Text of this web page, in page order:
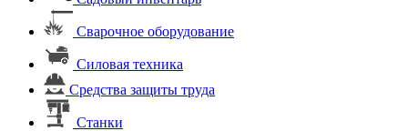
Сварочное оборудование
Силовая техника
Средства защиты труда
Станки